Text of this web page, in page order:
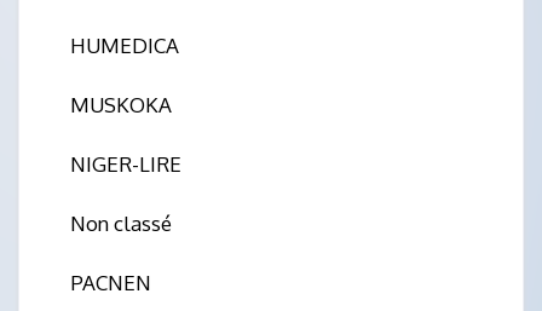
HUMEDICA
MUSKOKA
NIGER-LIRE
Non classé
PACNEN